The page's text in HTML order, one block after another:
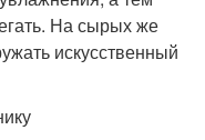
На сырых же
искусственный